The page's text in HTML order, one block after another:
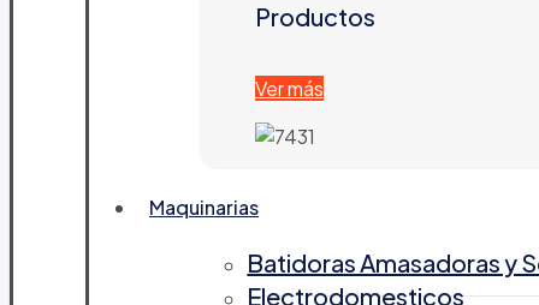
Productos
Ver más
Maquinarias
Batidoras Amasadoras y
Electrodomesticos